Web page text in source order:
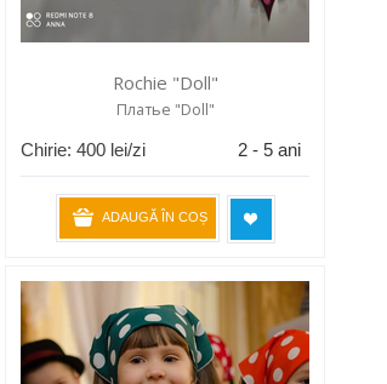
Rochie "Doll"
Платье "Doll"
Chirie: 400lei/zi 2 - 5 ani
ADAUGĂ ÎN COȘ